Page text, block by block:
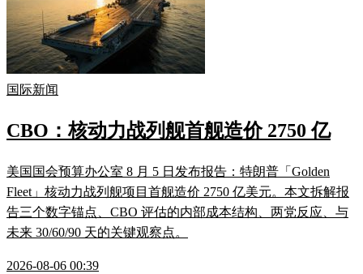
国际新闻
CBO：核动力战列舰首舰造价 2750 亿
美国国会预算办公室 8 月 5 日发布报告：特朗普「Golden
Fleet」核动力战列舰项目首舰造价 2750 亿美元。本文拆解报
告三个数字锚点、CBO 评估的内部成本结构、两党反应、与
未来 30/60/90 天的关键观察点。
2026-08-06 00:39